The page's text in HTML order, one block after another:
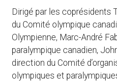
Dirigé par les coprésidents
du Comité olympique
Olympienne, Marc-André
paralympique canadien,
direction du Comité
olympiques et